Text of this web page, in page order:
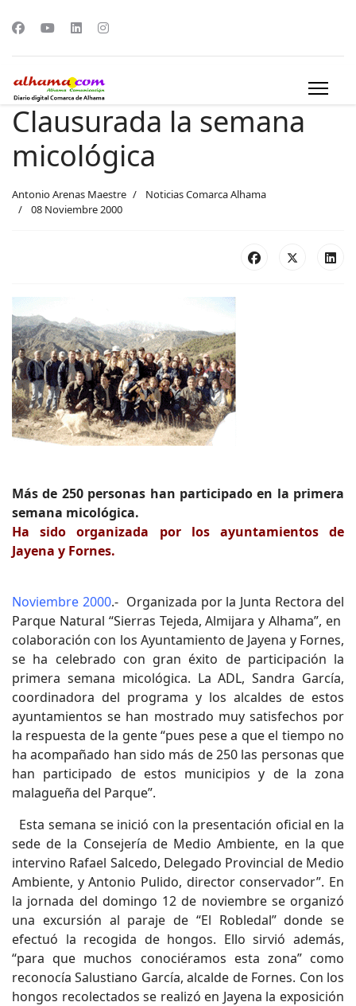
Clausurada la semana
micológica
Antonio Arenas Maestre
Noticias Comarca Alhama
08 Noviembre 2000
Más de 250 personas han participado en la primera
semana micológica.
Ha sido organizada por los ayuntamientos de
Jayena y Fornes.
Noviembre 2000.- Organizada por la Junta Rectora del
Parque Natural “Sierras Tejeda, Almijara y Alhama”, en
colaboración con los Ayuntamiento de Jayena y Fornes,
se ha celebrado con gran éxito de participación la
primera semana micológica. La ADL, Sandra García,
coordinadora del programa y los alcaldes de estos
ayuntamientos se han mostrado muy satisfechos por
la respuesta de la gente “pues pese a que el tiempo no
ha acompañado han sido más de 250 las personas que
han participado de estos municipios y de la zona
malagueña del Parque”.
Esta semana se inició con la presentación oficial en la
sede de la Consejería de Medio Ambiente, en la que
intervino Rafael Salcedo, Delegado Provincial de Medio
Ambiente, y Antonio Pulido, director conservador”. En
la jornada del domingo 12 de noviembre se organizó
una excursión al paraje de “El Robledal” donde se
efectuó la recogida de hongos. Ello sirvió además,
“para que muchos conociéramos esta zona” como
reconocía Salustiano García, alcalde de Fornes. Con los
hongos recolectados se realizó en Jayena la exposición